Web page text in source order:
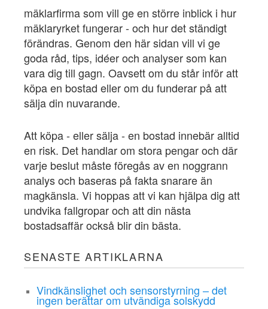
mäklarfirma som vill ge en större inblick i hur
mäklaryrket fungerar - och hur det ständigt
förändras. Genom den här sidan vill vi ge
goda råd, tips, idéer och analyser som kan
vara dig till gagn. Oavsett om du står inför att
köpa en bostad eller om du funderar på att
sälja din nuvarande.
Att köpa - eller sälja - en bostad innebär alltid
en risk. Det handlar om stora pengar och där
varje beslut måste föregås av en noggrann
analys och baseras på fakta snarare än
magkänsla. Vi hoppas att vi kan hjälpa dig att
undvika fallgropar och att din nästa
bostadsaffär också blir din bästa.
SENASTE ARTIKLARNA
Vindkänslighet och sensorstyrning – det
ingen berättar om utvändiga solskydd